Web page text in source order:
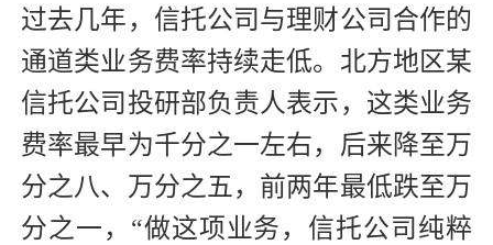
过去几年，信托公司与理财公司合作的
通道类业务费率持续走低。北方地区某
信托公司投研部负责人表示，这类业务
费率最早为千分之一左右，后来降至万
分之八、万分之五，前两年最低跌至万
分之一，“做这项业务，信托公司纯粹